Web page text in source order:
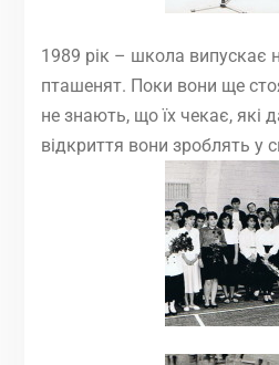
1989 рік – школа випускає
пташенят. Поки вони ще
не знають, що їх чекає, які
відкриття вони зроблять у